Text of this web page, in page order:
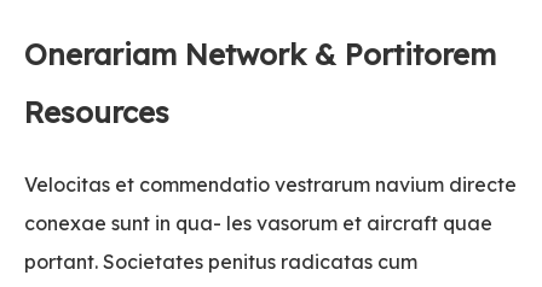
Onerariam Network & Portitorem
Resources
Velocitas et commendatio vestrarum navium directe
conexae sunt in qua- les vasorum et aircraft quae
portant. Societates penitus radicatas cum